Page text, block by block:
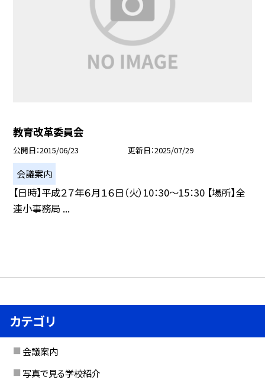
教育改革委員会
公開日 2015/06/23 更新日 2025/07/29
会議案内
【日時】平成２７年６月１６日（火）10：30〜15：30 【場所】全
連小事務局 ...
カテゴリ
会議案内
写真で見る学校紹介